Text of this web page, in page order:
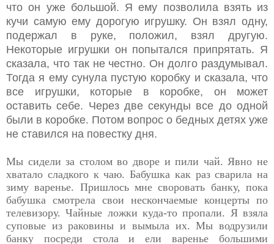
что он уже большой. Я ему позволила взять из
кучи самую ему дорогую игрушку. Он взял одну,
подержал в руке, положил, взял другую.
Некоторые игрушки он попытался припрятать. Я
сказала, что так не честно. Он долго раздумывал.
Тогда я ему сунула пустую коробку и сказала, что
все игрушки, которые в коробке, он может
оставить себе. Через две секунды все до одной
были в коробке. Потом вопрос о бедных детях уже
не ставился на повестку дня.
Мы сидели за столом во дворе и пили чай. Явно не
хватало сладкого к чаю. Бабушка как раз сварила на
зиму варенье. Пришлось мне своровать банку, пока
бабушка смотрела свои нескончаемые концерты по
телевизору. Чайные ложки куда-то пропали. Я взяла
суповые из раковины и вымыла их. Мы водрузили
банку посреди стола и ели варенье большими